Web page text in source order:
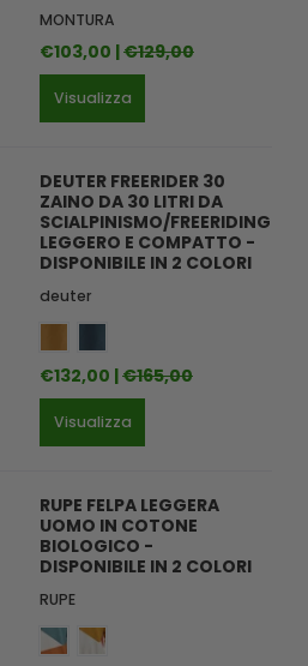
MONTURA
€103,00 |€129,00
Visualizza
DEUTER FREERIDER 30
ZAINO DA 30 LITRI DA
SCIALPINISMO/FREERIDING
LEGGERO E COMPATTO -
DISPONIBILE IN 2 COLORI
deuter
€132,00 |€165,00
Visualizza
RUPE FELPA LEGGERA
UOMO IN COTONE
BIOLOGICO -
DISPONIBILE IN 2 COLORI
RUPE